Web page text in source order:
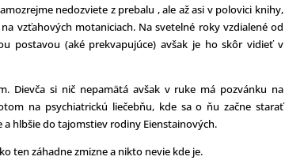
nedozviete z prebalu , ale až asi v polovici knihy,
vzťahových motaniciach. Na svetelné roky vzdialené od
postavou (aké prekvapujúce) avšak je ho skôr vidieť v
Dievča si nič nepamätá avšak v ruke má pozvánku na
na psychiatrickú liečebňu, kde sa o ňu začne starať
hlbšie do tajomstiev rodiny Eienstainových.
ten záhadne zmizne a nikto nevie kde je.